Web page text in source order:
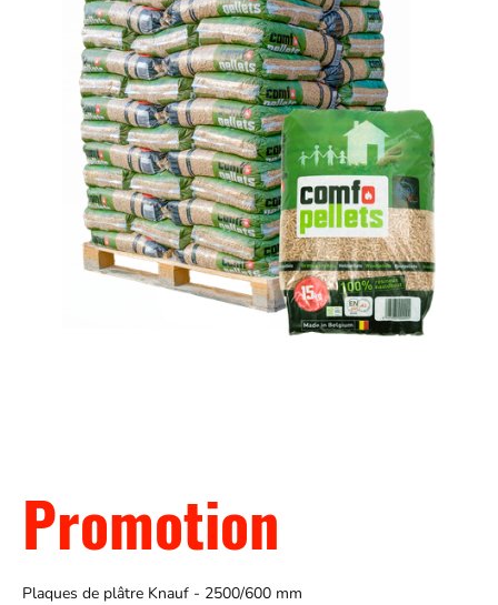
Promotion
Plaques de plâtre Knauf - 2500/600 mm